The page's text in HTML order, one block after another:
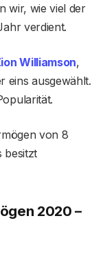
wir, wie viel der
verdient.
Williamson,
eins ausgewählt.
von 8
besitzt
2020 –